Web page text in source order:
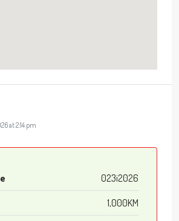
at 2:14 pm
023i2026
1,000KM